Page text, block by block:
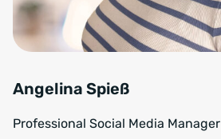
Angelina Spieß
Professional Social Media Manager